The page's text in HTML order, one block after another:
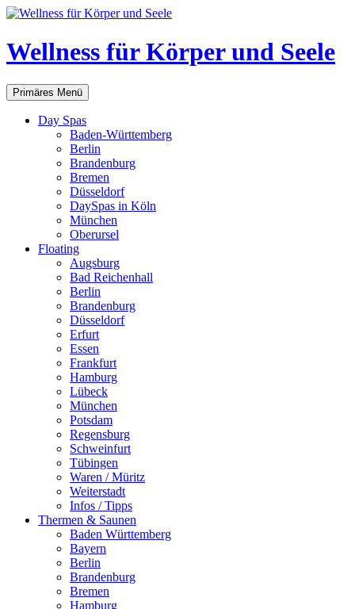
Zum
springen
Wellness für Körper und Seele
Suchen
Primäres Menü
Day Spas
Baden-Württemberg
Berlin
Brandenburg
Bremen
Düsseldorf
DaySpas in Köln
München
Oberursel
Floating
Augsburg
Bad Reichenhall
Berlin
Brandenburg
Düsseldorf
Erfurt
Essen
Frankfurt
Hamburg
Lübeck
München
Potsdam
Regensburg
Schweinfurt
Tübingen
Waren / Müritz
Weiterstadt
Infos / Tipps
Thermen & Saunen
Baden Württemberg
Bayern
Berlin
Brandenburg
Bremen
Hamburg